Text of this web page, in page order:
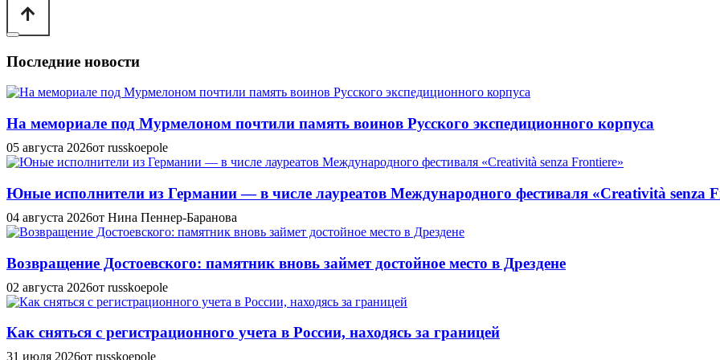
Последние новости
На мемориале под Мурмелоном почтили память воинов Русского экспедиционного корпуса
05 августа 2026от russkoepole
Юные исполнители из Германии — в числе лауреатов Международного фестиваля «Creatività senza
04 августа 2026от Нина Пеннер-Баранова
Возвращение Достоевского: памятник вновь займет достойное место в Дрездене
02 августа 2026от russkoepole
Как сняться с регистрационного учета в России, находясь за границей
31 июля 2026от russkoepole